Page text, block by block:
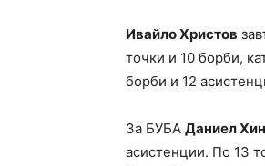
Ивайло Христов
точки и 10 борби,
борби и 12
За БУБА Даниел
асистенции. По 13